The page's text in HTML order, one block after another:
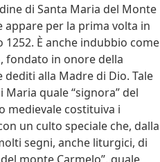
di Santa Maria del Monte
appare per la prima volta in
È anche indubbio come
fondato in onore della
alla Madre di Dio. Tale
quale “signora” del
medievale costituiva i
un culto speciale che, dalla
segni, anche liturgici, di